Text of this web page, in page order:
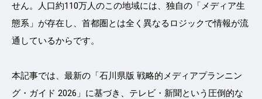
せん。人口約110万人のこの地域には、独自の「メディア生
態系」が存在し、首都圏とは全く異なるロジックで情報が流
通しているからです。
本記事では、最新の「石川県版 戦略的メディアプランニン
グ・ガイド 2026」に基づき、テレビ・新聞という圧倒的な